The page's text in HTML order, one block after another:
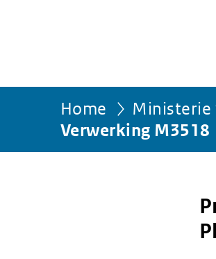
Home Ministerie
Verwerking M3518